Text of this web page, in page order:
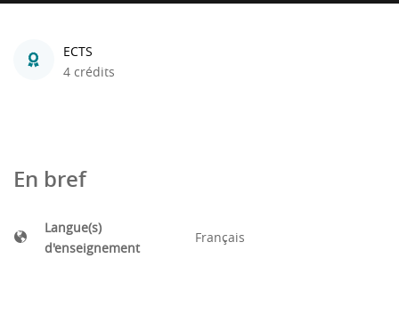
ECTS
4 crédits
En bref
Langue(s)
d'enseignement
Français